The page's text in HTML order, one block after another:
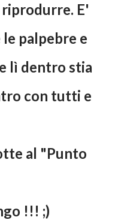
E'
palpebre e
lì dentro stia
con tutti e
al "Punto
!!! ;)